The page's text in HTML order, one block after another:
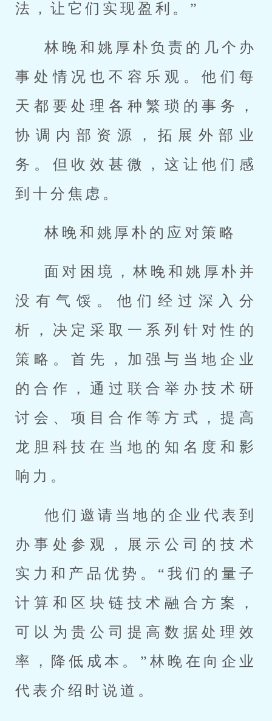
法，让它们实现盈利。”
林晚和姚厚朴负责的几个办
事处情况也不容乐观。他们每
天都要处理各种繁琐的事务，
协调内部资源，拓展外部业
务。但收效甚微，这让他们感
到十分焦虑。
林晚和姚厚朴的应对策略
面对困境，林晚和姚厚朴并
没有气馁。他们经过深入分
析，决定采取一系列针对性的
策略。首先，加强与当地企业
的合作，通过联合举办技术研
讨会、项目合作等方式，提高
龙胆科技在当地的知名度和影
响力。
他们邀请当地的企业代表到
办事处参观，展示公司的技术
实力和产品优势。“我们的量子
计算和区块链技术融合方案，
可以为贵公司提高数据处理效
率，降低成本。”林晚在向企业
代表介绍时说道。